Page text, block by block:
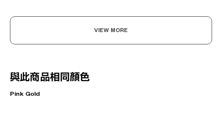
VIEW MORE
與此商品相同顏色
Pink Gold